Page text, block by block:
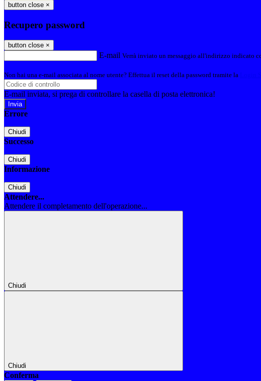
button close ×
Recupero password
button close ×
E-mail Verrà inviato un messaggio all'indirizzo indicato
Non hai una e-mail associata al nome utente? Effettua il reset della password tramite la
E-mail inviata, si prega di controllare la casella di posta elettronica!
Errore
Chiudi
Successo
Chiudi
Informazione
Chiudi
Attendere...
Attendere il completamento dell'operazione...
Chiudi
Chiudi
Conferma